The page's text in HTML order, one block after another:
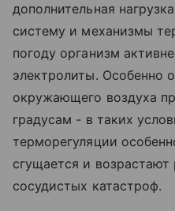
дополнительная
систему и механизмы
погоду организм
электролиты. Особенно
окружающего воздуха
градусам - в таких
терморегуляции
сгущается и
сосудистых катастроф.